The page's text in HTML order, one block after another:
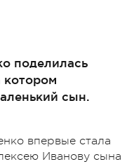
поделилась
сын.
впервые стала
Иванову сына